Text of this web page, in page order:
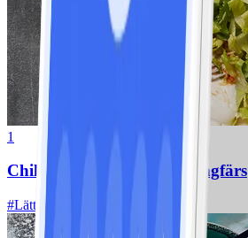
1
Chili con carne med kycklingfärs
#Lätt